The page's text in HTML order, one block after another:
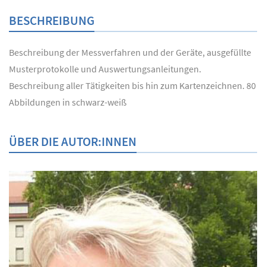
BESCHREIBUNG
Beschreibung der Messverfahren und der Geräte, ausgefüllte
Musterprotokolle und Auswertungsanleitungen.
Beschreibung aller Tätigkeiten bis hin zum Kartenzeichnen. 80
Abbildungen in schwarz-weiß
ÜBER DIE AUTOR:INNEN